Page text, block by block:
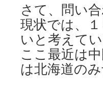
さて、問い
現状では、
いと考えてい
ここ最近は
は北海道の